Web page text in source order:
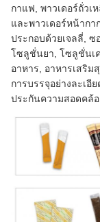
กาแฟ, พาวเดอร์ถั่วเ
และพาวเดอร์หน้าก
ประกอบด้วยเจลลี่, ซ
โซลูชั่นยา, โซลูชั่นเ
อาหาร, อาหารเสริ
การบรรจุอย่างละเ
ประกันความสอดคล้